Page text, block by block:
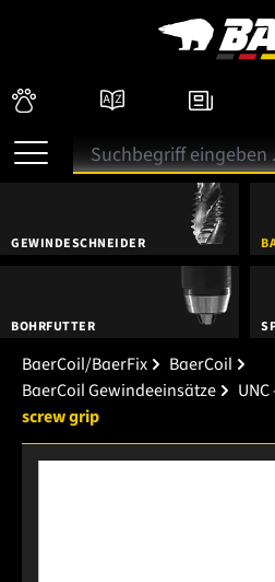
GEWINDESCHNEIDER
BOHRFUTTER
BaerCoil/BaerFix
BaerCoil
BaerCoil Gewindeeinsätze
screw grip